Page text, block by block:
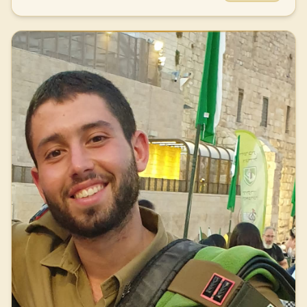
והתנדב ראשון לכל משימה, לקח על עצמו גם תפקידים פחות
סימפטיים, כמו ניקיון השירותים או תחזוק המחסן של הפלוגה, ועשה
זאת בשמחה גדולה. חבריו ומפקדיו מספרים שהיה אדם ולוחם
שאפשר לסמוך עליו, איש שיחה וחבר אמיתי, הרוח החיה של הצוות,
שבכל ערב שבת הקפיד לומר דברי תורה ולחבר את חבריו לצוות
למורשת ישראל. גלעד, כשמו כן הוא, הביא עמו תמיד שמחה
מתפרצת. אדם שכולו לב ואור, חבקן ומלא ברגש. לכל מקום הגיע עם
חיוך גדול ולב פתוח, התנהל בפשטות ובישירות, ללא מחיצות או
מסכות, וכך הצליח לכבוש לבבות, להפיל חומות ולהתחבר בן רגע עם
אנשים מכל הסוגים. תמיד אמר: "אם תדבר מהלב, אנשים ידברו אליך
מהלב". הוא ידע לתת המון אהבה, וקיבל אותה בחזרה. מכריו הרבים
העידו ששיתפו אותו בדברים שלא סיפרו לאף אחד אחר, ורבים מהם
הרגישו שהיה החבר הטוב ביותר שלהם. קריאה הייתה אחד התחביבים
הגדולים שלו, והחדר שלו היה תמיד עמוס בספרים. בנוסף, אהב
עבודת כפיים ועבודת אדמה, ונהנה מאוד לעבוד בגינון ובחקלאות.
הוא דבק במטרותיו, אף פעם לא ויתר לעצמו, וכשרצה משהו, גם אם
הדבר היה כרוך באתגר גדול – ידע לגייס כוחות אדירים ולהשיג אותו.
הוא תכנן להתנדב באתיופיה אחרי השחרור ולאחר מכן ללמוד
אדריכלות נוף. אימו, אדריכלית בעצמה, הופתעה מבחירת המקצוע
כיוון שהוא מצריך לימודי מתמטיקה, תחום שגלעד פחות התחבר
אליו. כשהביעה מולו את פליאתה, אמר לה: "נסתדר. אני צריך להבין
את האדמה". בשבת כ"ב בתשרי, שמחת תורה תשפ"ד, 7 באוקטובר